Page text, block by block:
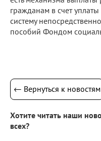
гражданам в счет
систему
пособий Фондом
← Вернуться к новостям
Хотите читать наши
всех?